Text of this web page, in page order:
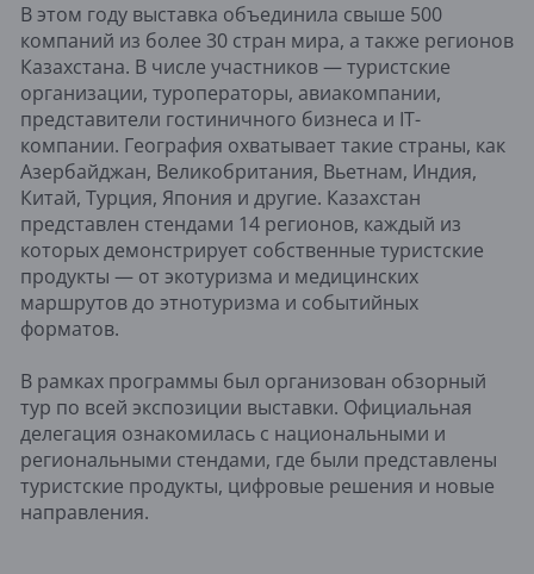
В этом году выставка объединила свыше 500
компаний из более 30 стран мира, а также регионов
Казахстана. В числе участников — туристские
организации, туроператоры, авиакомпании,
представители гостиничного бизнеса и IT-
компании. География охватывает такие страны, как
Азербайджан, Великобритания, Вьетнам, Индия,
Китай, Турция, Япония и другие. Казахстан
представлен стендами 14 регионов, каждый из
которых демонстрирует собственные туристские
продукты — от экотуризма и медицинских
маршрутов до этнотуризма и событийных
форматов.
В рамках программы был организован обзорный
тур по всей экспозиции выставки. Официальная
делегация ознакомилась с национальными и
региональными стендами, где были представлены
туристские продукты, цифровые решения и новые
направления.